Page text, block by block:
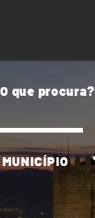
MUNICÍPIO